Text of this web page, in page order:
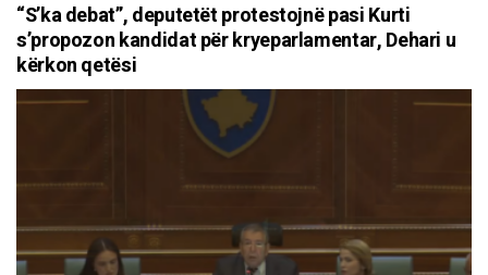
“S’ka debat”, deputetët protestojnë pasi Kurti
s’propozon kandidat për kryeparlamentar, Dehari u
kërkon qetësi